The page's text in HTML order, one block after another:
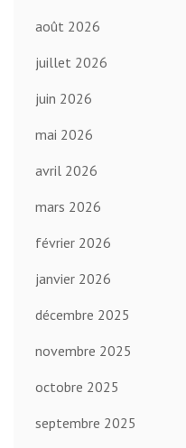
août 2026
juillet 2026
juin 2026
mai 2026
avril 2026
mars 2026
février 2026
janvier 2026
décembre 2025
novembre 2025
octobre 2025
septembre 2025